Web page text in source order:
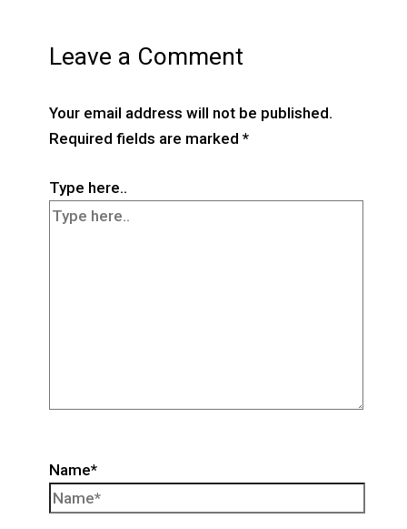
Leave a Comment
Your email address will not be published.
Required fields are marked *
Type here..
Name*